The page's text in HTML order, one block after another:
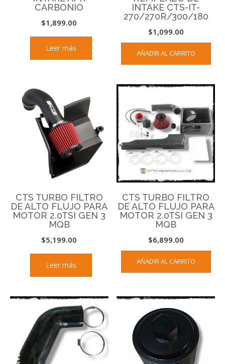
CARBONIO
$1,899.00
Leer más
INTAKE CTS-IT-
270/270R/300/180
$1,099.00
AÑADIR AL CARRITO
CTS TURBO FILTRO
DE ALTO FLUJO PARA
MOTOR 2.0TSI GEN 3
MQB
$5,199.00
Leer más
CTS TURBO FILTRO
DE ALTO FLUJO PARA
MOTOR 2.0TSI GEN 3
MQB
$6,899.00
AÑADIR AL CARRITO